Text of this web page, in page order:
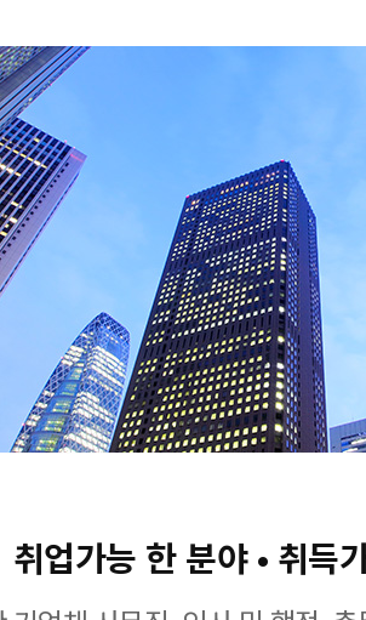
취업가능 한 분야 • 취득